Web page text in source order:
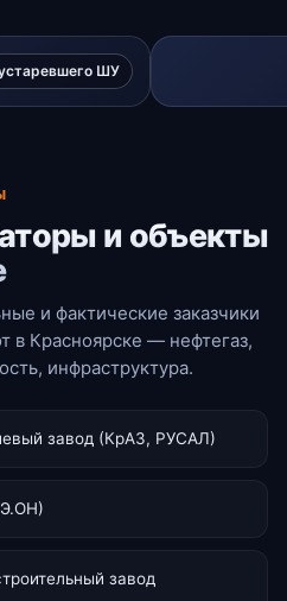
ШУ
и объекты
и фактические заказчики
в Красноярске — нефтегаз,
инфраструктура.
завод (КрАЗ, РУСАЛ)
завод